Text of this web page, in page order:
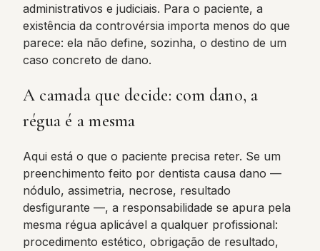
administrativos e judiciais. Para o paciente, a
existência da controvérsia importa menos do que
parece: ela não define, sozinha, o destino de um
caso concreto de dano.
A camada que decide: com dano, a
régua é a mesma
Aqui está o que o paciente precisa reter. Se um
preenchimento feito por dentista causa dano —
nódulo, assimetria, necrose, resultado
desfigurante —, a responsabilidade se apura pela
mesma régua aplicável a qualquer profissional:
procedimento estético, obrigação de resultado,